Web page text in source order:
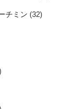
チミン (32)